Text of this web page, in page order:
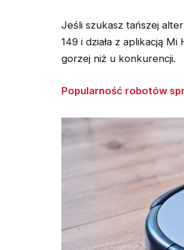
Jeśli szukasz tańszej
149 i działa z aplikacją
gorzej niż u konkurencji.
Popularność robotów